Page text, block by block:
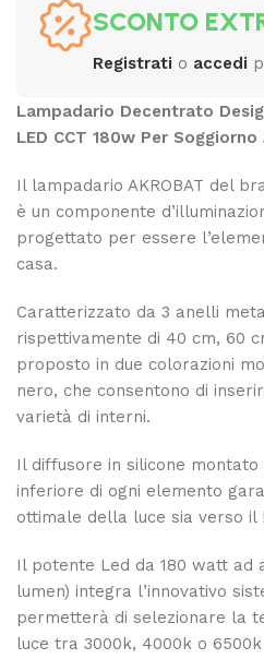
SCONTO
Registrati o accedi
Lampadario Decentrato
LED CCT 180w Per
Il lampadario AKROBAT del
è un componente
progettato per essere
casa.
Caratterizzato da 3 anelli
rispettivamente di 40 cm, 60
proposto in due colorazioni
nero, che consentono di
varietà di interni.
Il diffusore in silicone
inferiore di ogni elemento
ottimale della luce sia verso il
Il potente Led da 180 watt ad
lumen) integra l’innovativo
permetterà di selezionare la
luce tra 3000k, 4000k o